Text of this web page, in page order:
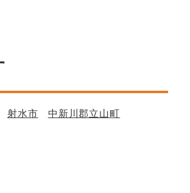
射水市 中新川郡立山町